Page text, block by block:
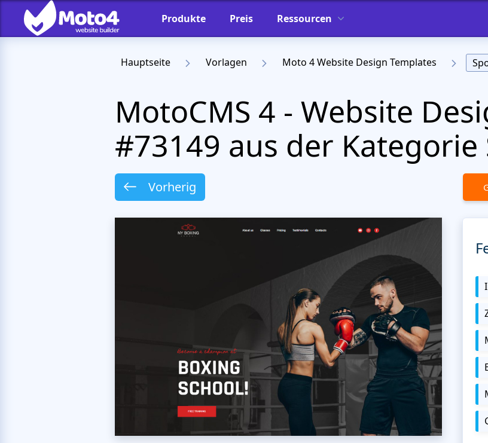
Produkte Preis Ressourcen
Hauptseite Vorlagen Moto 4 Website Design Templates
MotoCMS 4 - Website
#73149 aus der Kategorie
Vorherig